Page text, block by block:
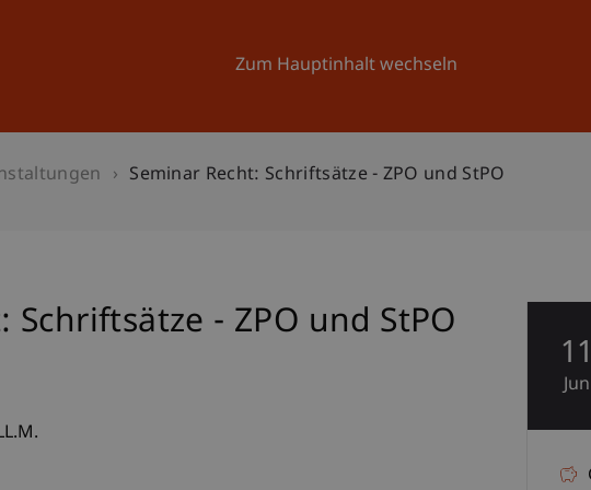
Zum Hauptinhalt wechseln
Universität Aktuelles
Seminar Recht: Schriftsätze - ZPO und StPO
Schriftsätze - ZPO und StPO
11
Jun